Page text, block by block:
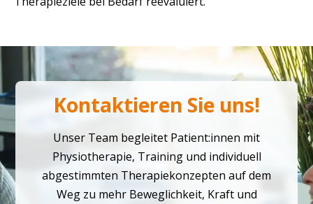
Kontaktieren Sie uns!
Unser Team begleitet Patient:innen mit
Physiotherapie, Training und individuell
abgestimmten Therapiekonzepten auf dem
Weg zu mehr Beweglichkeit, Kraft und